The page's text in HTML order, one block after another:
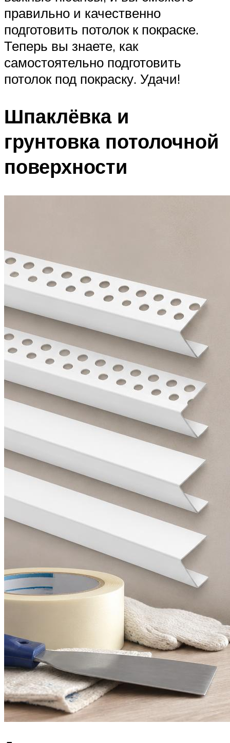
правильно и качественно
подготовить потолок к покраске.
Теперь вы знаете, как
самостоятельно подготовить
потолок под покраску. Удачи!
Шпаклёвка и
грунтовка потолочной
поверхности